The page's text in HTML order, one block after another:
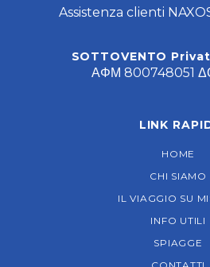
Assistenza clienti
SOTTOVENTO
ΑΦΜ 800748051
LINK
HOME
CHI SIAMO
IL VIAGGIO SU
INFO UTILI
SPIAGGE